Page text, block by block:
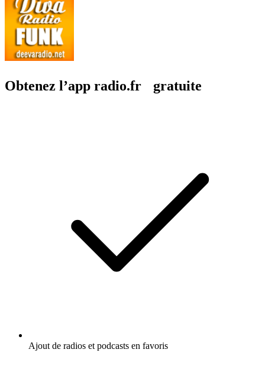
Obtenez l’app radio.fr gratuite
Ajout de radios et podcasts en favoris